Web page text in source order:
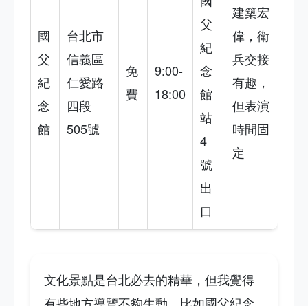
國
父
紀
念
館
台北市
信義區
仁愛路
四段
505號
免
費
9:00-
18:00
父
紀
念
館
站
4
號
出
口
建築宏
偉，衛
兵交接
有趣，
但表演
時間固
定
文化景點是台北必去的精華，但我覺得